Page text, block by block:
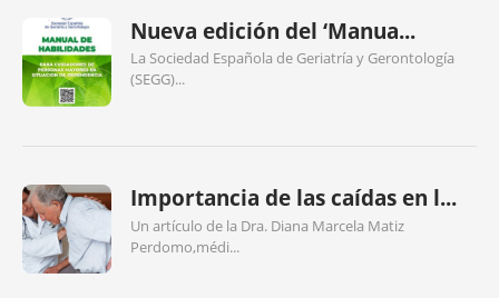
Nueva edición del ‘Manua...
La Sociedad Española de Geriatría y Gerontología
(SEGG)...
Importancia de las caídas en l...
Un artículo de la Dra. Diana Marcela Matiz
Perdomo,médi...